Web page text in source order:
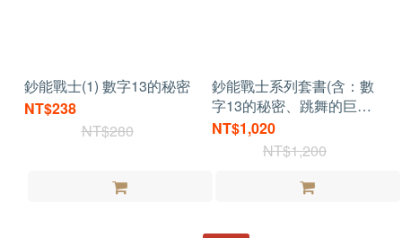
鈔能戰士(1) 數字13的秘密
NT$238
NT$280
鈔能戰士系列套書(含：數
字13的秘密、跳舞的巨
人、B613暗黑星球、大魔
蛇神之戰)
NT$1,020
NT$1,200